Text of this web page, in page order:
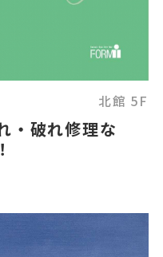
北館 5F
・破れ修理な